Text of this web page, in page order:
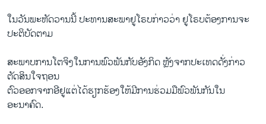
​ໃນ​ວັນ​ພະຫັດ​ວານ​ນີ້ ປະທານ​ສະພາ​ຢູ​ໂຣບກ່າວ​ວ່າ ຢູ​ໂຣບຕ້ອງການຈະ​
ປະຕິບັດຕາມ
ສະພາບການ​ໂຕ​ຈິງ​ໃນ​ການ​ພົວພັນ​ກັບ​ອັງກິດ ຫຼັງ​ຈາກ​ປະ​ເທດດັ່ງກ່າວ​
ຕັດສິນ​ໃຈ​ຖອນ​
ຕົວອອກ​ຈາກ​ອີ​ຢູແຕ່​ໄດ້​ຮຽກຮ້​ອງ​ໃຫ້​ມີການ​ຮ່ວມມືພົວພັນກັນໃນ​
ອະນາຄົດ.